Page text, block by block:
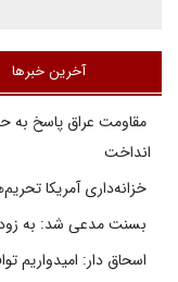
آخرین خبرها
مقاومت عراق پاسخ به
انداخت
خزانه‌داری آمریکا
بسنت مدعی شد: به
اسحاق دار: امیدواریم